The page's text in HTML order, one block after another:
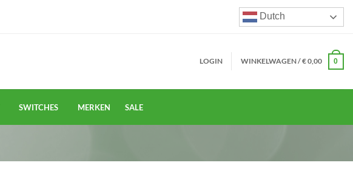
Dutch
LOGIN WINKELWAGEN /€0,00 0
SWITCHES MERKEN SALE